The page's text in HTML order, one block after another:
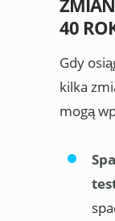
40
Gdy
kilka
mogą